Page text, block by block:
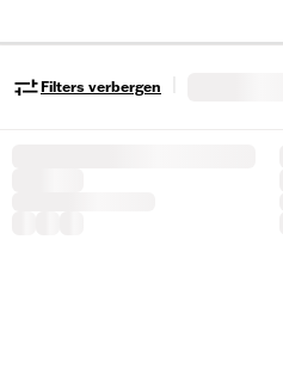
Filters verbergen